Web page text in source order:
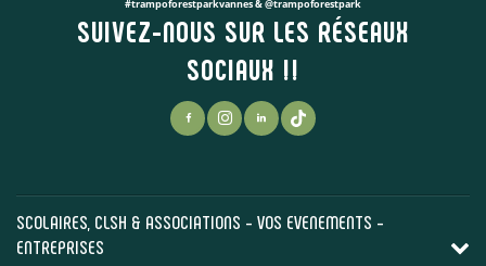
#trampoforestparkvannes & @trampoforestpark
SUIVEZ-NOUS SUR LES RÉSEAUX
SOCIAUX !!
SCOLAIRES, CLSH & ASSOCIATIONS - VOS EVENEMENTS -
ENTREPRISES